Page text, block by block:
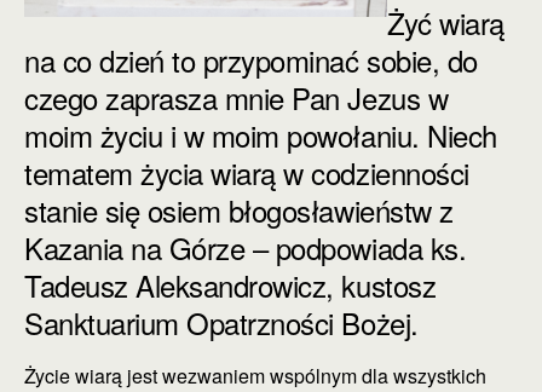
Żyć wiarą
na co dzień to przypominać sobie, do
czego zaprasza mnie Pan Jezus w
moim życiu i w moim powołaniu. Niech
tematem życia wiarą w codzienności
stanie się osiem błogosławieństw z
Kazania na Górze – podpowiada ks.
Tadeusz Aleksandrowicz, kustosz
Sanktuarium Opatrzności Bożej.
Życie wiarą jest wezwaniem wspólnym dla wszystkich